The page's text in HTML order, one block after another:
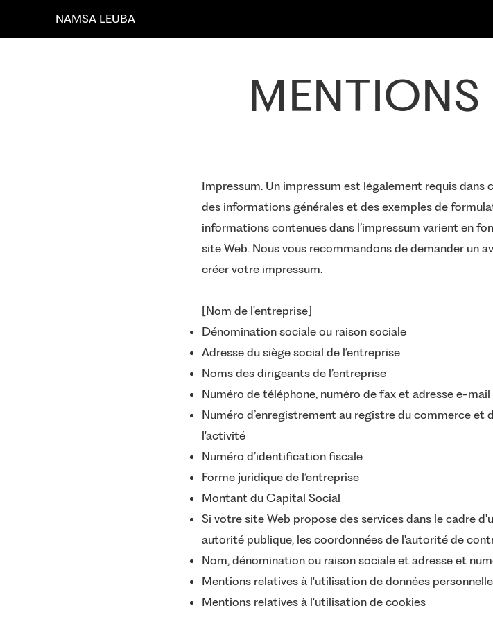
NAMSA LEUBA
MENTIONS
Impressum. Un impressum est légalement requis
des informations générales et des exemples de
informations contenues dans l’impressum varient en
site Web. Nous vous recommandons de demander un
créer votre impressum.
[Nom de l'entreprise]
Dénomination sociale ou raison sociale
Adresse du siège social de l’entreprise
Noms des dirigeants de l’entreprise
Numéro de téléphone, numéro de fax et adresse e-
Numéro d’enregistrement au registre du commerce
l'activité
Numéro d’identification fiscale
Forme juridique de l’entreprise
Montant du Capital Social
Si votre site Web propose des services dans le cadre
autorité publique, les coordonnées de l'autorité de
Nom, dénomination ou raison sociale et adresse et
Mentions relatives à l'utilisation de données
Mentions relatives à l'utilisation de cookies